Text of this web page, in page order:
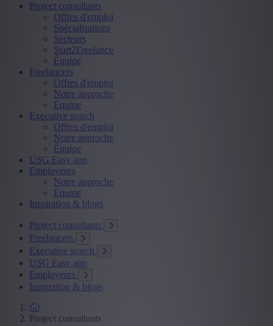
Project consultants
Offres d'emploi
Spécialisations
Secteurs
Start2Freelance
Équipe
Freelancers
Offres d'emploi
Notre approche
Équipe
Executive search
Offres d'emploi
Notre approche
Équipe
USG Easy app
Employeurs
Notre approche
Équipe
Inspiration & blogs
Project consultants
Freelancers
Executive search
USG Easy app
Employeurs
Inspiration & blogs
Project consultants